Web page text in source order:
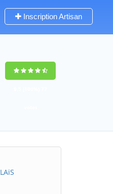
Inscription Artisan